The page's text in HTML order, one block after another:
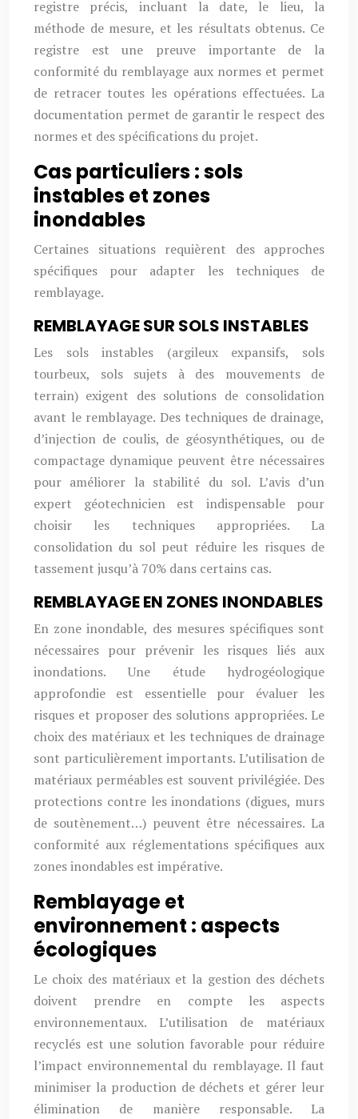
registre précis, incluant la date, le lieu, la
méthode de mesure, et les résultats obtenus. Ce
registre est une preuve importante de la
conformité du remblayage aux normes et permet
de retracer toutes les opérations effectuées. La
documentation permet de garantir le respect des
normes et des spécifications du projet.
Cas particuliers : sols
instables et zones
inondables
Certaines situations requièrent des approches
spécifiques pour adapter les techniques de
remblayage.
REMBLAYAGE SUR SOLS INSTABLES
Les sols instables (argileux expansifs, sols
tourbeux, sols sujets à des mouvements de
terrain) exigent des solutions de consolidation
avant le remblayage. Des techniques de drainage,
d’injection de coulis, de géosynthétiques, ou de
compactage dynamique peuvent être nécessaires
pour améliorer la stabilité du sol. L’avis d’un
expert géotechnicien est indispensable pour
choisir les techniques appropriées. La
consolidation du sol peut réduire les risques de
tassement jusqu’à 70% dans certains cas.
REMBLAYAGE EN ZONES INONDABLES
En zone inondable, des mesures spécifiques sont
nécessaires pour prévenir les risques liés aux
inondations. Une étude hydrogéologique
approfondie est essentielle pour évaluer les
risques et proposer des solutions appropriées. Le
choix des matériaux et les techniques de drainage
sont particulièrement importants. L’utilisation de
matériaux perméables est souvent privilégiée. Des
protections contre les inondations (digues, murs
de soutènement…) peuvent être nécessaires. La
conformité aux réglementations spécifiques aux
zones inondables est impérative.
Remblayage et
environnement : aspects
écologiques
Le choix des matériaux et la gestion des déchets
doivent prendre en compte les aspects
environnementaux. L’utilisation de matériaux
recyclés est une solution favorable pour réduire
l’impact environnemental du remblayage. Il faut
minimiser la production de déchets et gérer leur
élimination de manière responsable. La